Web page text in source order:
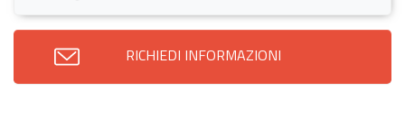
RICHIEDI INFORMAZIONI